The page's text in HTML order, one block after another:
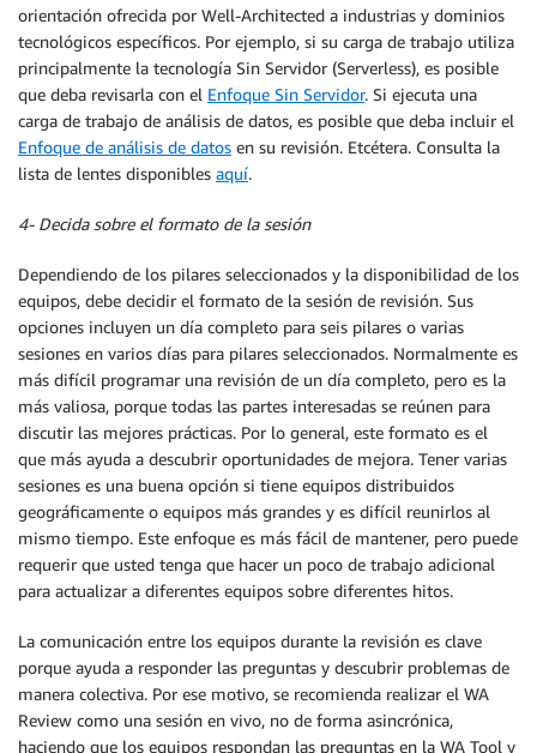
orientación ofrecida por Well-Architected a industrias y dominios
tecnológicos específicos. Por ejemplo, si su carga de trabajo utiliza
principalmente la tecnología Sin Servidor (Serverless), es posible
que deba revisarla con el Enfoque Sin Servidor. Si ejecuta una
carga de trabajo de análisis de datos, es posible que deba incluir el
Enfoque de análisis de datos en su revisión. Etcétera. Consulta la
lista de lentes disponibles aquí.
4- Decida sobre el formato de la sesión
Dependiendo de los pilares seleccionados y la disponibilidad de los
equipos, debe decidir el formato de la sesión de revisión. Sus
opciones incluyen un día completo para seis pilares o varias
sesiones en varios días para pilares seleccionados. Normalmente es
más difícil programar una revisión de un día completo, pero es la
más valiosa, porque todas las partes interesadas se reúnen para
discutir las mejores prácticas. Por lo general, este formato es el
que más ayuda a descubrir oportunidades de mejora. Tener varias
sesiones es una buena opción si tiene equipos distribuidos
geográficamente o equipos más grandes y es difícil reunirlos al
mismo tiempo. Este enfoque es más fácil de mantener, pero puede
requerir que usted tenga que hacer un poco de trabajo adicional
para actualizar a diferentes equipos sobre diferentes hitos.
La comunicación entre los equipos durante la revisión es clave
porque ayuda a responder las preguntas y descubrir problemas de
manera colectiva. Por ese motivo, se recomienda realizar el WA
Review como una sesión en vivo, no de forma asincrónica,
haciendo que los equipos respondan las preguntas en la WA Tool y